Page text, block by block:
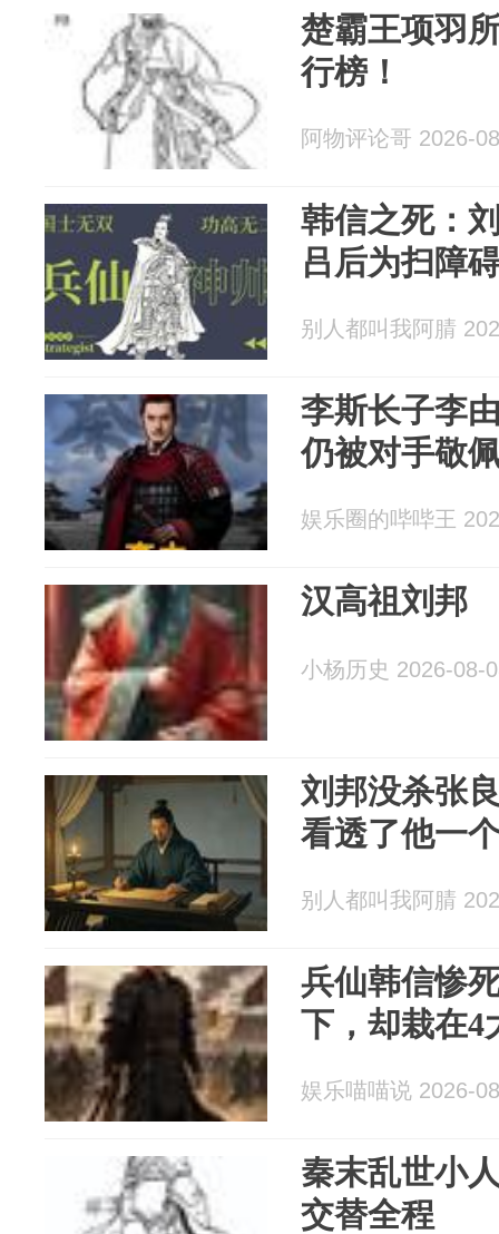
楚霸王项羽
行榜！
阿物评论哥 2026-
韩信之死：
吕后为扫障
别人都叫我阿腈
李斯长子李
仍被对手敬
娱乐圈的哔哔王
汉高祖刘邦
小杨历史 2026-08-
刘邦没杀张
看透了他一
别人都叫我阿腈
兵仙韩信惨
下，却栽在4
娱乐喵喵说 2026-
秦末乱世小
交替全程